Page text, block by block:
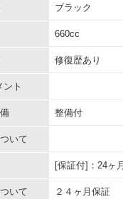
ブラック
660cc
修復歴あり
ント
整備付
いて
[保証付]：24ヶ
いて ２４ヶ月保証